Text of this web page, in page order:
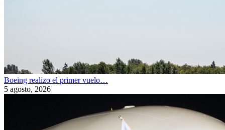
Boeing realizo el primer vuelo…
5 agosto, 2026